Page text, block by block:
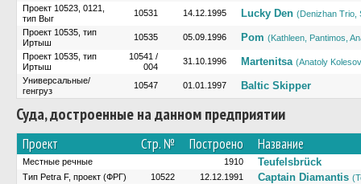
Проект 10523, 0121,
тип Выг
10531 14.12.1995 Lucky Den (Denizhan Trio,
Проект 10535, тип
Иртыш
10535 05.09.1996 Pom (Kathleen, Pantimos,
Проект 10535, тип
Иртыш
10541 /
004
31.10.1996 Martenitsa (Anatoly
Универсальные/
генгруз
10547 01.01.1997 Baltic Skipper
Суда, достроенные на данном предприятии
Проект Стр. № Построено Название
Местные речные 1910 Teufelsbrück
Тип Petra F, проект (ФРГ) 10522 12.12.1991 Captain Diamantis